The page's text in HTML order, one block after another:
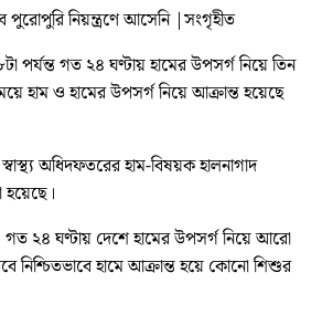
পুরোপুরি নিয়ন্ত্রণে আসেনি |সংগৃহীত
গত ২৪ ঘণ্টায় হামের উপসর্গ নিয়ে তিন
হাম ও হামের উপসর্গ নিয়ে আক্রান্ত হয়েছে
অধিদফতরের হাম-বিষয়ক হালনাগাদ
হয়েছে।
গত ২৪ ঘণ্টায় দেশে হামের উপসর্গ নিয়ে আরো
নিশ্চিতভাবে হামে আক্রান্ত হয়ে কোনো শিশুর